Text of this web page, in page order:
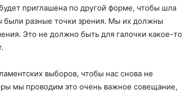
приглашена по другой форме, чтобы шла
были разные точки зрения. Мы их должны
Это не должно быть для галочки какое-то
выборов, чтобы нас снова не
мы проводим это очень важное совещание,